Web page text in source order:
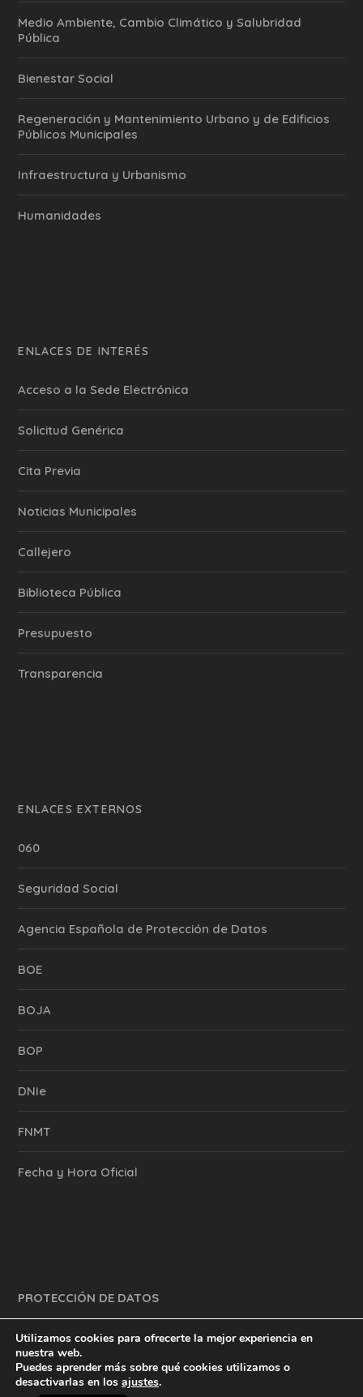
Medio Ambiente, Cambio Climático y Salubridad
Pública
Bienestar Social
Regeneración y Mantenimiento Urbano y de Edificios
Públicos Municipales
Infraestructura y Urbanismo
Humanidades
ENLACES DE INTERÉS
Acceso a la Sede Electrónica
Solicitud Genérica
Cita Previa
‎Noticias Municipales
Callejero
Biblioteca Pública
Presupuesto
Transparencia
ENLACES EXTERNOS
060
Seguridad Social
Agencia Española de Protección de Datos
BOE
BOJA
BOP
DNIe
FNMT
Fecha y Hora Oficial
PROTECCIÓN DE DATOS
inventtatte es Marketing Online Sevilla
Utilizamos cookies para ofrecerte la mejor experiencia en
nuestra web.
Puedes aprender más sobre qué cookies utilizamos o
desactivarlas en los ajustes.
English